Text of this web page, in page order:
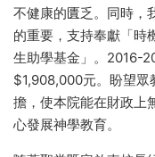
不健康的匱乏。同時，
的重要，支持奉獻「時
生助學基金」。2016-
$1,908,000元。盼望眾
擔，使本院能在財政上
心發展神學教育。